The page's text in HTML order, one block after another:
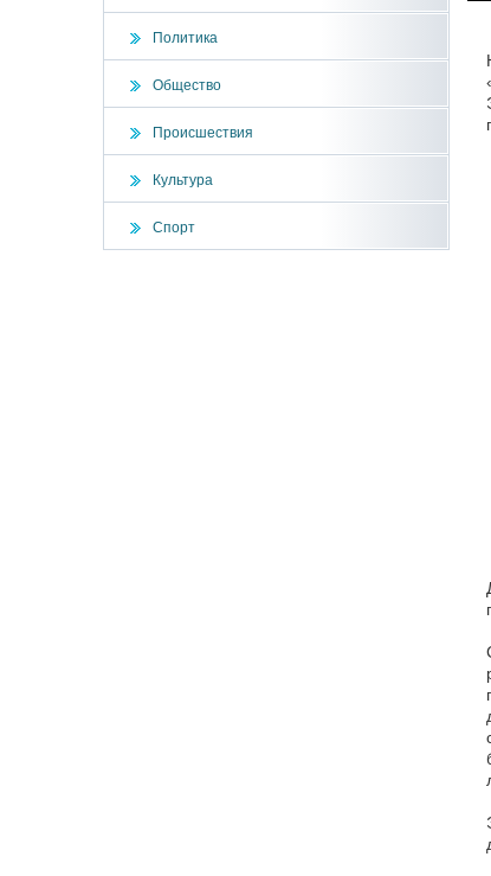
Политика
Общество
Происшествия
Культура
Спорт